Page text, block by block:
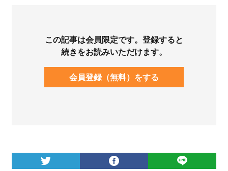
この記事は会員限定です。登録すると
続きをお読みいただけます。
会員登録（無料）をする